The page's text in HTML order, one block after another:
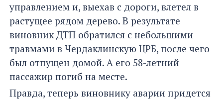
управлением и, выехав с дороги, влетел в
растущее рядом дерево. В результате
виновник ДТП обратился с небольшими
травмами в Чердаклинскую ЦРБ, после чего
был отпущен домой. А его 58-летний
пассажир погиб на месте.
Правда, теперь виновнику аварии придется